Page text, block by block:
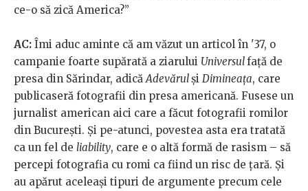
ce-o să zică America?”
AC: Îmi aduc aminte că am văzut un articol în '37, o
campanie foarte supărată a ziarului Universulfață de
presa din Sărindar, adică Adevărulși Dimineața, care
publicaseră fotografii din presa americană. Fusese un
jurnalist american aici care a făcut fotografii romilor
din București. Și pe-atunci, povestea asta era tratată
ca un fel de liability, care e o altă formă de rasism – să
percepi fotografia cu romi ca fiind un risc de țară. Și
au apărut aceleași tipuri de argumente precum cele